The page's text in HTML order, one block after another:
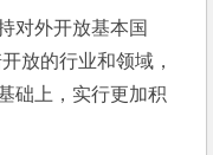
对外开放基本国
放的行业和领域，
础上，实行更加积